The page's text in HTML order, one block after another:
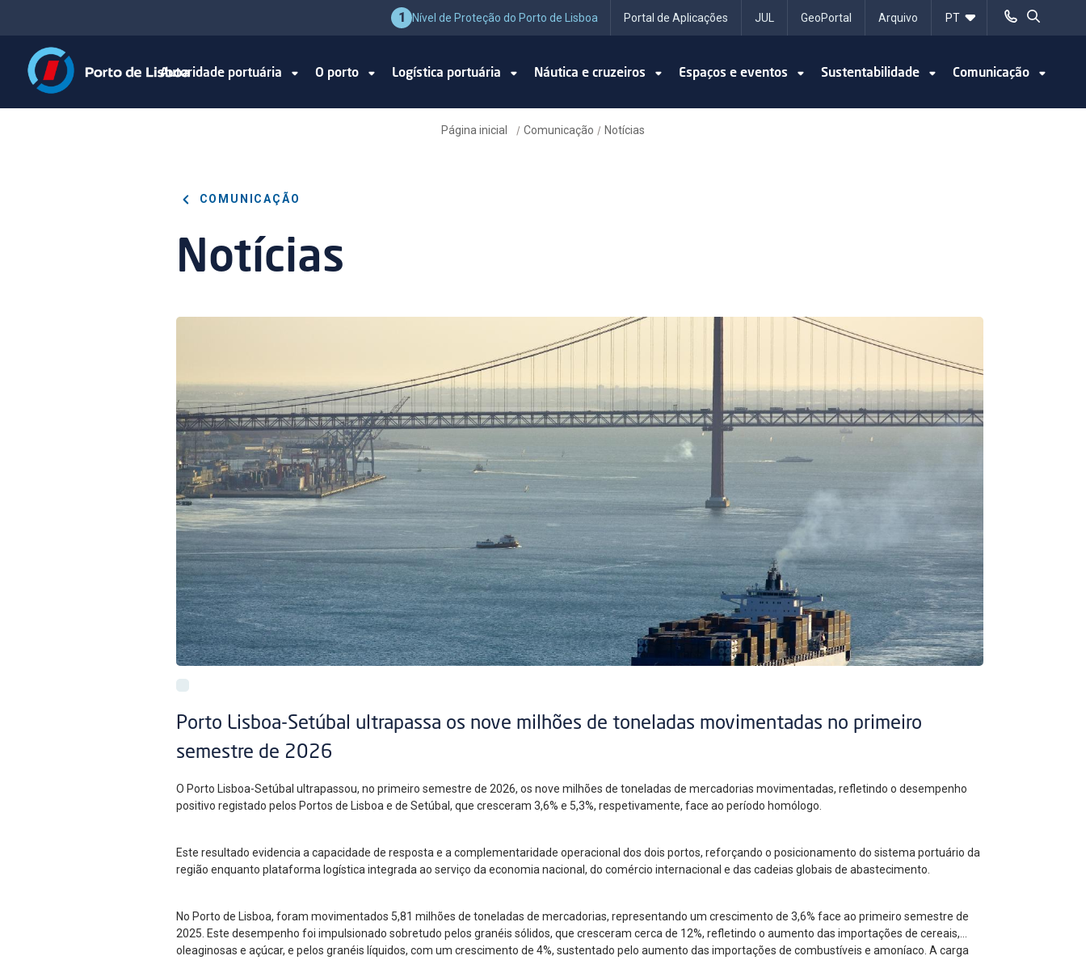
1 Nível de Proteção do Porto de Lisboa Portal de Aplicações JUL GeoPortal Arquivo
Autoridade portuária O porto Logística portuária Náutica e cruzeiros Espaços e eventos Sustentabilidade Comunicação
Página inicial / Comunicação / Notícias
COMUNICAÇÃO
Notícias
Porto Lisboa-Setúbal ultrapassa os nove milhões de toneladas movimentadas no primeiro
semestre de 2026
O Porto Lisboa-Setúbal ultrapassou, no primeiro semestre de 2026, os nove milhões de toneladas de mercadorias movimentadas, refletindo o desempenho
positivo registado pelos Portos de Lisboa e de Setúbal, que cresceram 3,6% e 5,3%, respetivamente, face ao período homólogo.
Este resultado evidencia a capacidade de resposta e a complementaridade operacional dos dois portos, reforçando o posicionamento do sistema portuário da
região enquanto plataforma logística integrada ao serviço da economia nacional, do comércio internacional e das cadeias globais de abastecimento.
No Porto de Lisboa, foram movimentados 5,81 milhões de toneladas de mercadorias, representando um crescimento de 3,6% face ao primeiro semestre de
2025. Este desempenho foi impulsionado sobretudo pelos granéis sólidos, que cresceram cerca de 12%, refletindo o aumento das importações de cereais,
oleaginosas e açúcar, e pelos granéis líquidos, com um crescimento de 4%, sustentado pelo aumento das importações de combustíveis e amoníaco. A carga